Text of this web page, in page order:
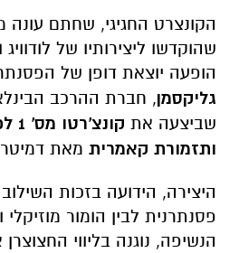
הקונצרט החגיגי, שחתם
שהוקדשו ליצירותיו של
הופעה יוצאת דופן של
גליקסמן, חברת ההרכב
שביצעה את
ותזמורת קאמרית מאת
היצירה, הידועה בזכות השילוב
פסנתרנית לבין הומור
הנשיפה, נוגנה בליווי החצוצרן